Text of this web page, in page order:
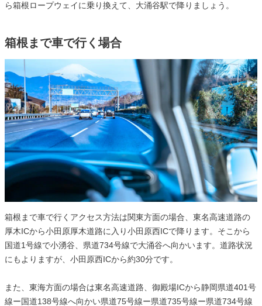
ら箱根ロープウェイに乗り換えて、大涌谷駅で降りましょう。
箱根まで車で行く場合
箱根まで車で行くアクセス方法は関東方面の場合、東名高速道路の
厚木ICから小田原厚木道路に入り小田原西ICで降ります。そこから
国道1号線で小湧谷、県道734号線で大涌谷へ向かいます。道路状況
にもよりますが、小田原西ICから約30分です。
また、東海方面の場合は東名高速道路、御殿場ICから静岡県道401号
線ー国道138号線へ向かい県道75号線ー県道735号線ー県道734号線